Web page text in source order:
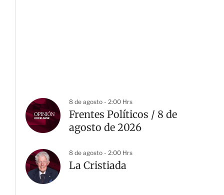
8 de agosto - 2:00 Hrs
Frentes Políticos / 8 de
agosto de 2026
8 de agosto - 2:00 Hrs
La Cristiada